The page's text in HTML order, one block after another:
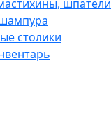
шпатели
столики